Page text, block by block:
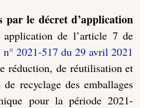
par le décret d’application
de l’article 7 de
n° 2021-517 du 29 avril 2021
réduction, de réutilisation et
recyclage des emballages
pour la période 2021-